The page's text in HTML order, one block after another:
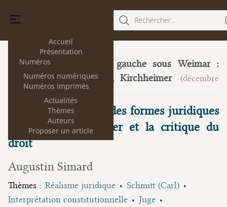
Accueil
Présentation
Numéros
Numéros numériques
Numéros imprimés
Actualités
Thèmes
Auteurs
Proposer un article
Rechercher...
23
Trois juristes de gauche sous Weimar :
Heller, Neumann, Kirchheimer
(décembre
2019)
« La force d’inertie des formes juridiques
» : Otto Kirchheimer et la critique du
droit
Augustin Simard
Thèmes : Réalisme juridique
Schmitt (Carl)
Interprétation constitutionnelle
Juge